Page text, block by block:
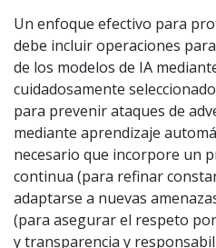
Un enfoque efectivo para
debe incluir operaciones
de los modelos de IA
cuidadosamente
para prevenir ataques de
mediante aprendizaje
necesario que incorpore un
continua (para refinar
adaptarse a nuevas
(para asegurar el respeto
y transparencia y